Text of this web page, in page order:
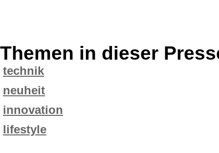
Themen in dieser
technik
neuheit
innovation
lifestyle